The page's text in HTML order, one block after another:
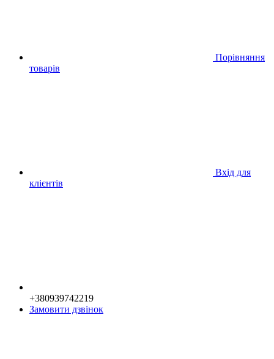
Порівняння
товарів
Вхід для
клієнтів
+380939742219
Замовити дзвінок